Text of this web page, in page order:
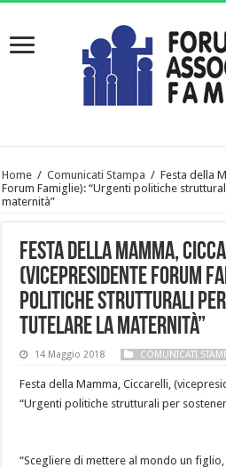
Home / Comunicati Stampa / Festa della
Forum Famiglie): “Urgenti politiche
maternità”
Festa della Mamma,
(vicepresidente Forum
politiche strutturali per
tutelare la maternità”
14 Maggio 2018 COMUNICATI
Festa della Mamma, Ciccarelli,
“Urgenti politiche strutturali per
“Scegliere di mettere al mondo un